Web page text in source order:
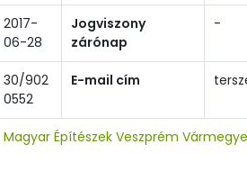
2017-
06-28
Jogviszony
zárónap
-
30/902
0552
E-mail cím
Magyar Építészek Veszprém